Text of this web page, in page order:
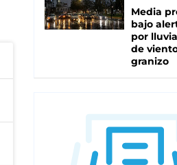
Media
bajo
por
de
granizo